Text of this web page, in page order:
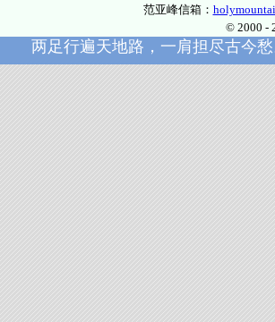
范亚峰信箱：
© 2000 -
两足行遍天地路，一肩担尽古今